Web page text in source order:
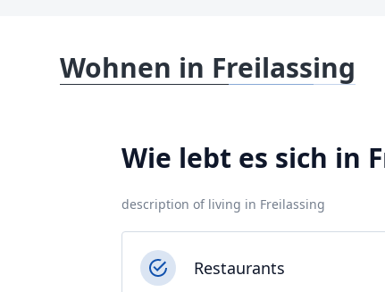
Wohnen in Freilassing
Wie lebt es sich in
description of living in Freilassing
Restaurants